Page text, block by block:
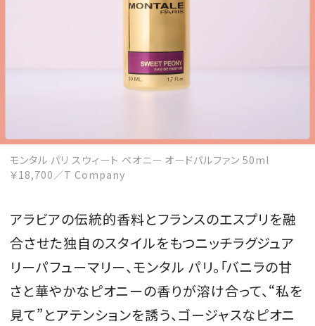
モンタル パリ スウィート ペオニー オードパルファン 50ml
￥18,700／T Company
アラビアの伝統的香料とフランスのエスプリを融
合させた独自のスタイルをもつニッチラグジュア
リーパフューマリー、モンタル パリ。「バニラの甘
さと華やかなピオニーの香りが溶け合って、“私を
見て”とアテンションを誘う、ゴージャスなピオニ